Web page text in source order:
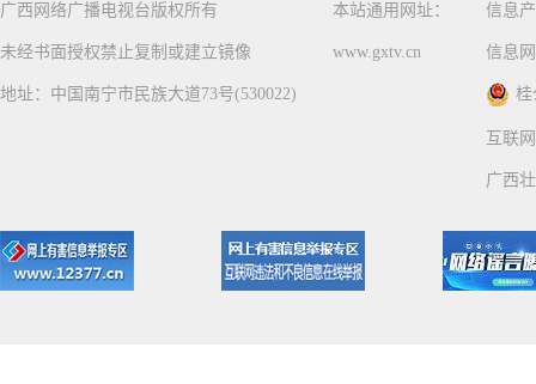
广西网络广播电视台版权所有
未经书面授权禁止复制或建立镜像
地址：中国南宁市民族大道73号(530022)
本站通用网址：
www.gxtv.cn
信息
信息
桂
互联
广西